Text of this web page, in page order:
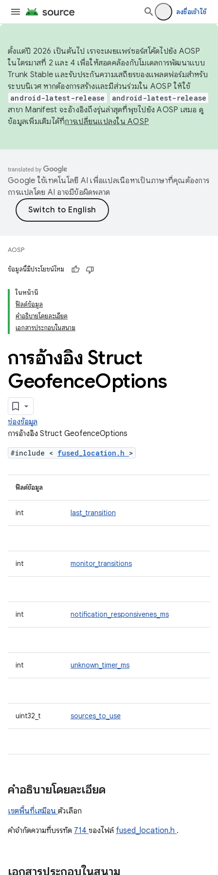
ลงชื่อเข้าใช้
ตั้งแต่ปี 2026 เป็นต้นไป เราจะเผยแพร่ซอร์สโค้ดไปยัง AOSP
ในไตรมาสที่ 2 และ 4 เพื่อให้สอดคล้องกับโมเดลการพัฒนาแบบ
Trunk Stable และรับประกันความเสถียรของแพลตฟอร์มสำหรับ
ระบบนิเวศ หากต้องการสร้างและมีส่วนร่วมใน AOSP ให้ใช้
android-latest-release android-latest-release
สาขา Manifest จะอ้างอิงถึงรุ่นล่าสุดที่พุชไปยัง AOSP เสมอ ดู
ข้อมูลเพิ่มเติมได้ที่การเปลี่ยนแปลงใน AOSP
Google ใช้เทคโนโลยี AI เพื่อแปลเนื้อหาเป็นภาษาที่คุณต้องการ
การแปลโดย AI อาจมีข้อผิดพลาด
AOSP
ข้อมูลนี้มีประโยชน์ไหม
ในหน้านี้
ฟิลด์ข้อมูล
คำอธิบายโดยละเอียด
เอกสารประกอบในสนาม
การอ้างอิง Struct
GeofenceOptions
ช่องข้อมูล
การอ้างอิง Struct GeofenceOptions
#include < fused_location.h >
ฟิลด์ข้อมูล
int last_transition
int monitor_transitions
int notification_responsivenes_ms
int unknown_timer_ms
uint32_t sources_to_use
คำอธิบายโดยละเอียด
เขตพื้นที่เสมือน ตัวเลือก
คําจํากัดความที่บรรทัด 714 ของไฟล์ fused_location.h .
เอกสารประกอบในสนาม